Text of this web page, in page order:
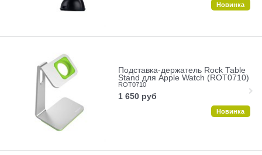
Новинка
Подставка-держатель Rock Table
Stand для Apple Watch (ROT0710)
ROT0710
1 650 руб
Новинка